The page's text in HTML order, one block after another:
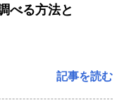
べる方法と
記事を読む